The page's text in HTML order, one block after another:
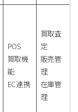
POS
買取機
能
EC連携
買取査
定
販売管
理
在庫管
理